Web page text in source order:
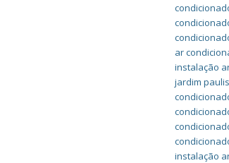
ar
instalação
jardim
instalação